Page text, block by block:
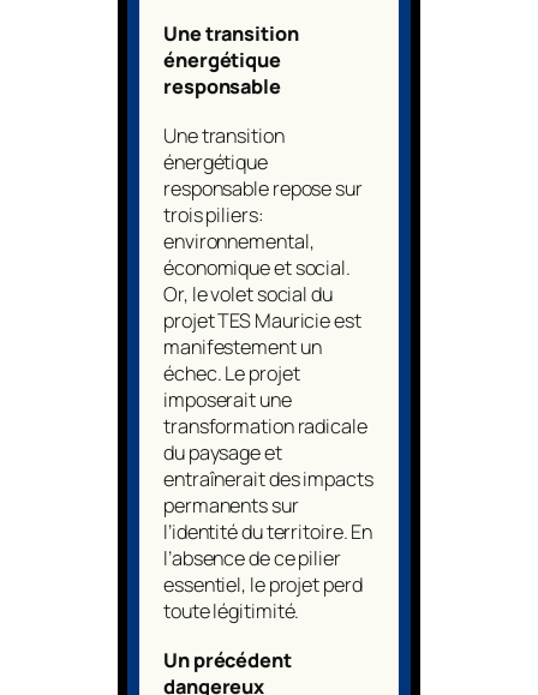
Une transition
énergétique
responsable
Une transition
énergétique
responsable repose sur
trois piliers:
environnemental,
économique et social.
Or, le volet social du
projet TES Mauricie est
manifestement un
échec. Le projet
imposerait une
transformation radicale
du paysage et
entraînerait des impacts
permanents sur
l’identité du territoire. En
l’absence de ce pilier
essentiel, le projet perd
toute légitimité.
Un précédent
dangereux